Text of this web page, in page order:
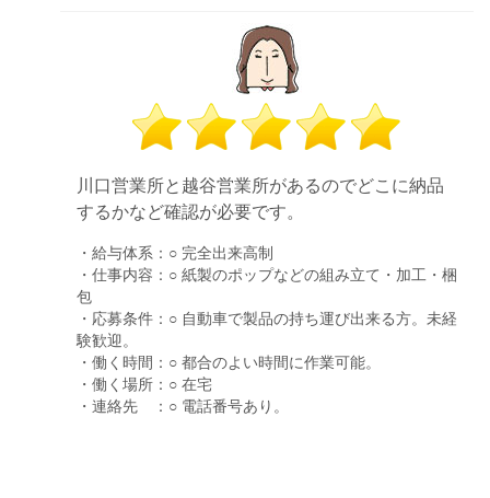
川口営業所と越谷営業所があるのでどこに納品
するかなど確認が必要です。
・給与体系： ○ 完全出来高制
・仕事内容： ○ 紙製のポップなどの組み立て・加工・梱
包
・応募条件： ○ 自動車で製品の持ち運び出来る方。未経
験歓迎。
・働く時間： ○ 都合のよい時間に作業可能。
・働く場所： ○ 在宅
・連絡先 ： ○ 電話番号あり。